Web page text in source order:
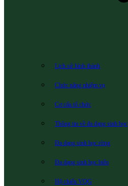
Lịch sử hình thành
Chức năng nhiệm vụ
Cơ cấu tổ chức
Thông tin về đa dạng sinh học
Đa dạng sinh học rừng
Đa dạng sinh học biển
Hộ chiếu VQG